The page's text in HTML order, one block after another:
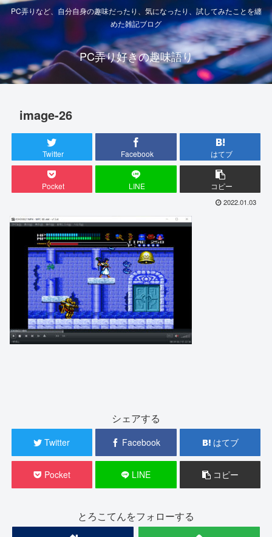
PC弄りなど、自分自身の趣味だったり、気になったり、試してみたことを纏
めた雑記ブログ
PC弄り好きの趣味語り
image-26
Twitter Facebook はてブ
Pocket LINE コピー
2022.01.03
シェアする
Twitter Facebook はてブ
Pocket LINE コピー
とろこてんをフォローする